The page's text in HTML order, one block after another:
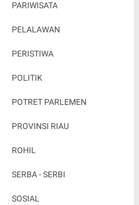
PARIWISATA
PELALAWAN
PERISTIWA
POLITIK
POTRET PARLEMEN
PROVINSI RIAU
ROHIL
SERBA - SERBI
SOSIAL